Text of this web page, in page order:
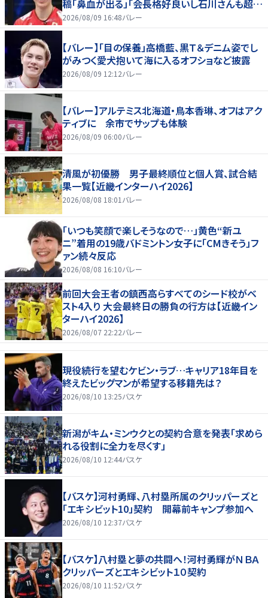
稿「鼻血が出る」「会長格好良いし石川さんも超格
好いい」
2026/08/09 16:48バレー
【バレー】「目の保養」高橋藍、黒Ｔ＆デニム姿でし
がみつく愛犬抱いて海に入るオフショなど披露
2026/08/09 12:12バレー
【バレー】アルテミス北海道・鳥本香琳、オフはアク
ティブに 余市でサップも体験
2026/08/09 06:00バレー
清風が初優勝 男子最終順位と個人賞、試合結
果一覧【近畿インターハイ2026】
2026/08/08 18:01 バレー
「いつも笑顔で楽しそうなので…」黄色“新ユ
ニ”着用の19歳バドミントン女子に「CMきそう」フ
ァン続々反応
2026/08/08 16:10バレー
前回大会王者の鎮西高らすべてのシード校がベ
スト4入り 大会最終日の勝負の行方は【近畿イン
ターハイ2026】
2026/08/07 22:22バレー
現役続行を望むケビン・ラブ…キャリア18年目を
終えたビッグマンが希望する移籍先は？
2026/08/10 13:25バスケ
新潟がキム・ミンウクとの契約合意を発表「求めら
れる役割に全力を尽くす」
2026/08/10 12:44バスケ
【バスケ】河村勇輝、八村塁所属のクリッパーズと
「エキシビット10」契約 開幕前キャンプ参加へ
2026/08/10 12:37バスケ
【バスケ】八村塁と夢の共闘へ！河村勇輝がＮＢＡ
クリッパーズとエキシビット１０契約
2026/08/10 11:52バスケ